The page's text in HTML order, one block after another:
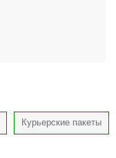
Курьерские пакеты